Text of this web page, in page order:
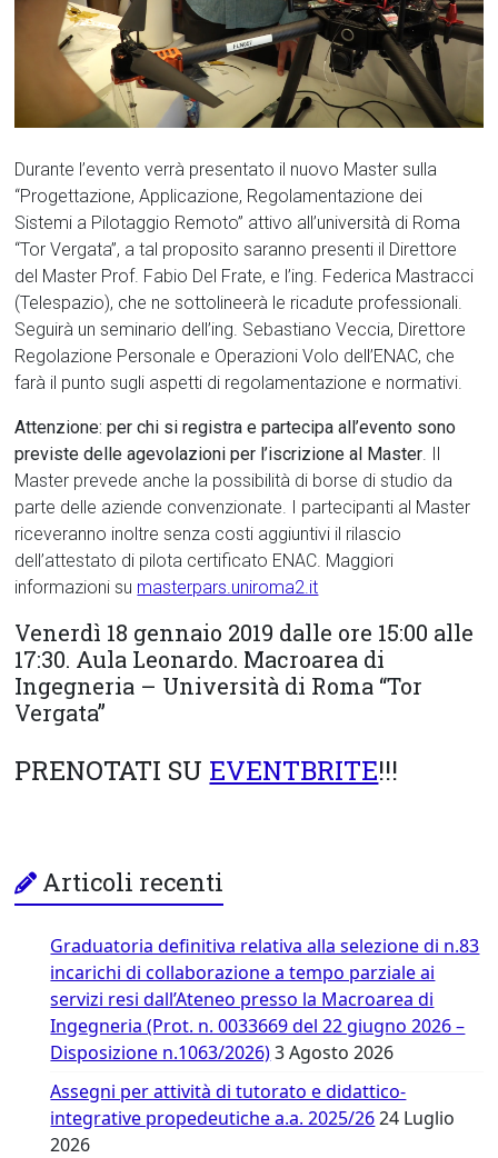
Durante l’evento verrà presentato il nuovo Master sulla
“Progettazione, Applicazione, Regolamentazione dei
Sistemi a Pilotaggio Remoto” attivo all’università di Roma
“Tor Vergata”, a tal proposito saranno presenti il Direttore
del Master Prof. Fabio Del Frate, e l’ing. Federica Mastracci
(Telespazio), che ne sottolineerà le ricadute professionali.
Seguirà un seminario dell’ing. Sebastiano Veccia, Direttore
Regolazione Personale e Operazioni Volo dell’ENAC, che
farà il punto sugli aspetti di regolamentazione e normativi.
Attenzione: per chi si registra e partecipa all’evento sono
previste delle agevolazioni per l’iscrizione al Master. Il
Master prevede anche la possibilità di borse di studio da
parte delle aziende convenzionate. I partecipanti al Master
riceveranno inoltre senza costi aggiuntivi il rilascio
dell’attestato di pilota certificato ENAC. Maggiori
informazioni su masterpars.uniroma2.it
Venerdì 18 gennaio 2019 dalle ore 15:00 alle
17:30. Aula Leonardo. Macroarea di
Ingegneria – Università di Roma “Tor
Vergata”
PRENOTATI SU EVENTBRITE!!!
Articoli recenti
Graduatoria definitiva relativa alla selezione di n.83
incarichi di collaborazione a tempo parziale ai
servizi resi dall’Ateneo presso la Macroarea di
Ingegneria (Prot. n. 0033669 del 22 giugno 2026 –
Disposizione n.1063/2026) 3 Agosto 2026
Assegni per attività di tutorato e didattico-
integrative propedeutiche a.a. 2025/26 24 Luglio
2026